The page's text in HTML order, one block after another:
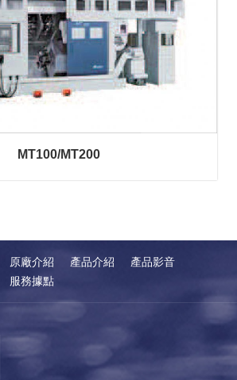
MT100/MT200
原廠介紹 產品介紹
產品影音
服務據點